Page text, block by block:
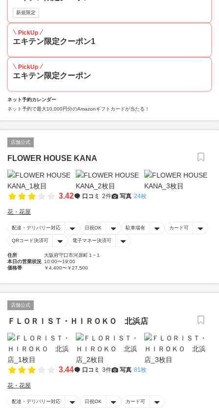
新規限定
PickUp
エキテン限定クーポン1
PickUp
エキテン限定クーポン
ネット予約カレンダー
ネット予約で最大10,000円分のAmazonギフトカードが当たる！
店舗公式
FLOWER HOUSE KANA
3.42 口コミ 2件 写真 24枚
花・花屋
配達・デリバリー対応 日祝OK 駐車場有 カード可
QRコード決済可 電子マネー決済可
住所
大阪府守口市河原町１−１
本日の営業状況 10:00〜19:00
価格帯
￥4,400〜￥27,500
店舗公式
ＦＬＯＲＩＳＴ・ＨＩＲＯＫＯ 北浜店
3.44 口コミ 3件 写真 81枚
花・花屋
配達・デリバリー対応 日祝OK カード可